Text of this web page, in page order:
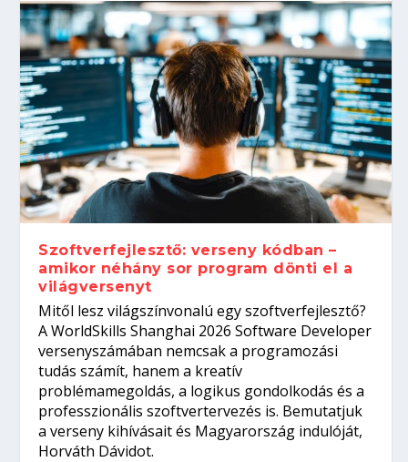
Kitalálod, mire használják ezeket a
gépeket?
Nem sikerült az egyetemi felvételi?
Tanulj szakmát!
Szoftverfejlesztő: verseny kódban –
amikor néhány sor program dönti el a
világversenyt...
Digitális detox – hogyan kapcsolódj ki
telefon nélkül?
Szoftverfejlesztő: verseny kódban –
amikor néhány sor program dönti el a
világversenyt
Mitől lesz világszínvonalú egy szoftverfejlesztő?
A WorldSkills Shanghai 2026 Software Developer
versenyszámában nemcsak a programozási
tudás számít, hanem a kreatív
problémamegoldás, a logikus gondolkodás és a
professzionális szoftvertervezés is. Bemutatjuk
a verseny kihívásait és Magyarország indulóját,
Horváth Dávidot.